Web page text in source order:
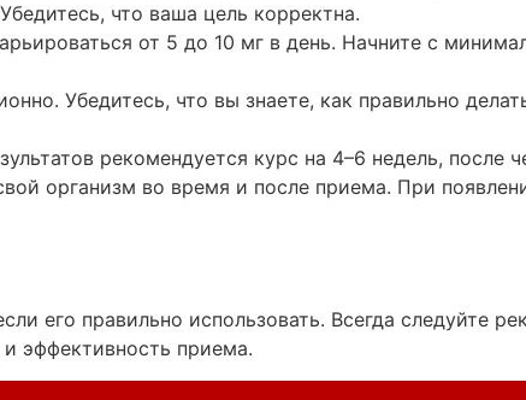
что ваша цель корректна.
от 5 до 10 мг в день. Начните с
Убедитесь, что вы знаете, как правильно
рекомендуется курс на 4–6 недель, после
организм во время и после приема. При
его правильно использовать. Всегда следуйте
эффективность приема.